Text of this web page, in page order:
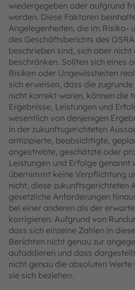
wiedergegeben oder aufgrund
werden. Diese Faktoren
Angelegenheiten, die im Risiko-
des Geschäftsberichts des
beschrieben sind, sich aber nicht
beschränken. Sollten sich eines
Risiken oder Ungewissheiten
sich erweisen, dass die
nicht korrekt waren, können die
Ergebnisse, Leistungen und
wesentlich von denjenigen
in der zukunftsgerichteten
antizipierte, beabsichtigte,
angestrebte, geschätzte oder
Leistungen und Erfolge genannt
übernimmt keine Verpflichtung
nicht, diese zukunftsgerichteten
gesetzliche Anforderungen
bei einer anderen als der
korrigieren. Aufgrund von
dass sich einzelne Zahlen in
Berichten nicht genau zur
aufaddieren und dass
nicht genau die absoluten
sie sich beziehen.